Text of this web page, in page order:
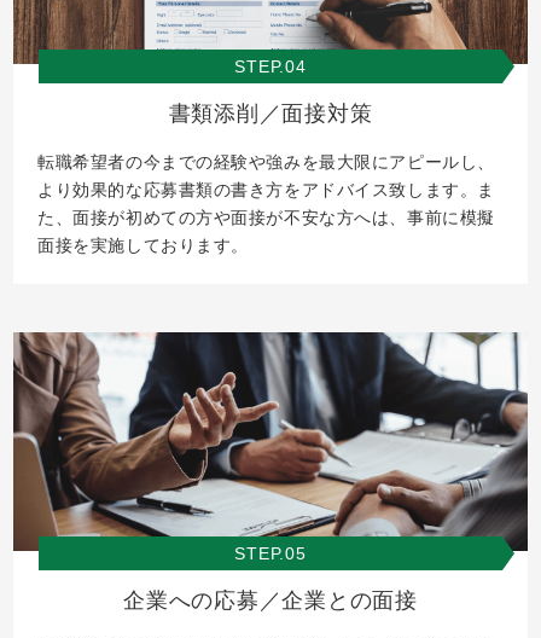
STEP.04
書類添削／面接対策
転職希望者の今までの経験や強みを最大限にアピールし、
より効果的な応募書類の書き方をアドバイス致します。ま
た、面接が初めての方や面接が不安な方へは、事前に模擬
面接を実施しております。
STEP.05
企業への応募／企業との面接